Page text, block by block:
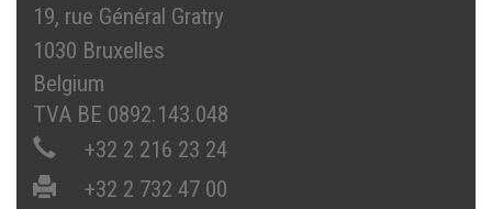
19, rue Général Gratry
1030 Bruxelles
Belgium
TVA BE 0892.143.048
+32 2 216 23 24
+32 2 732 47 00